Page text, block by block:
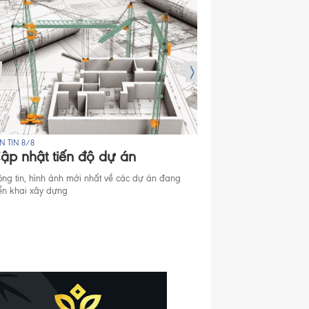
TIN 8/8
nhật tiến độ dự án
tin, hình ảnh mới nhất về các dự án đang
khai xây dựng